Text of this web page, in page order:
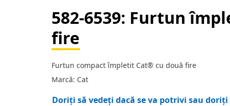
582-6539: Furtun
fire
Furtun compact împletit Cat® cu două fire
Marcă: Cat
Doriți să vedeți dacă se va potrivi sau